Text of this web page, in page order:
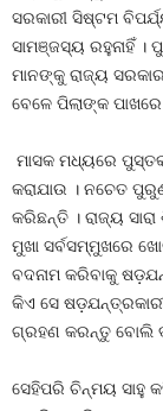
ସରକାରୀ ସିଷ୍ଟମ
ସାମଞ୍ଜସ୍ୟ ରହୁନାହିଁ ।
ମାନଙ୍କୁ ରାଜ୍ୟ
ବେଳେ ପିଲାଙ୍କ
ମାସକ ମଧ୍ୟରେ
କରାଯାଉ । ନଚେତ
କରିଛନ୍ତି । ରାଜ୍ୟ
ମୁଖା ସର୍ବସମ୍ମୁଖରେ
ବଦନାମ କରିବାକୁ
କିଏ ସେ
ଗ୍ରହଣ କରନ୍ତୁ ବୋଲି
ସେହିପରି ଚିନ୍ମୟ ସାହୁ